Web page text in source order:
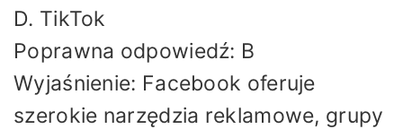
D. TikTok
Poprawna odpowiedź: B
Wyjaśnienie: Facebook oferuje
szerokie narzędzia reklamowe, grupy